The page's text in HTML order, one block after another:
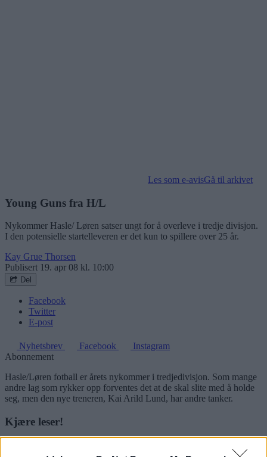
Les som e-avisGå til arkivet
Young Guns fra H/L
Nykommer Hasle/ Løren satser ungt for å overleve i tredje divisjon.
I den potensielle startelleveren er det kun to spillere over 25 år.
Kay Grue Thorsen
Publisert 19. apr 08 kl. 10:00
Del
Facebook
Twitter
E-post
Nyhetsbrev Facebook
Instagram
Abonnement
Hasle/Løren fotball er årets nykommer i tredjedivisjon. Som mange
andre lag som rykker opp forventes det at de skal slite med å holde
seg, men den nye treneren, Kai Arild Lund, har andre tanker.
Kjære leser!